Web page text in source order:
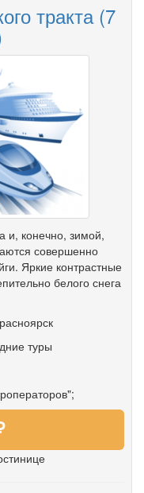
тракта (7
и, конечно, зимой,
совершенно
Яркие контрастные
белого снега
туры